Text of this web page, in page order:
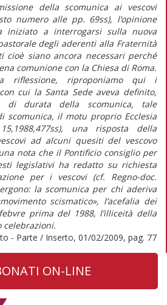
della scomunica ai vescovi
numero alle pp. 69ss), l’opinione
iniziato a interrogarsi sulla nuova
degli aderenti alla Fraternità
cioè siano ancora necessari perché
comunione con la Chiesa di Roma.
riflessione, riproponiamo qui i
cui la Santa Sede aveva definito,
durata della scomunica, tale
scomunica, il motu proprio Ecclesia
una risposta della
ad alcuni quesiti del vescovo
nota che il Pontificio consiglio per
legislativi ha redatto su richiesta
per i vescovi (cf. Regno-doc.
la scomunica per chi aderiva
scismatico», l’acefalia dei
prima del 1988, l’illiceità della
celebrazioni.
- Parte / Inserto, 01/02/2009, pag. 77
ON-LINE